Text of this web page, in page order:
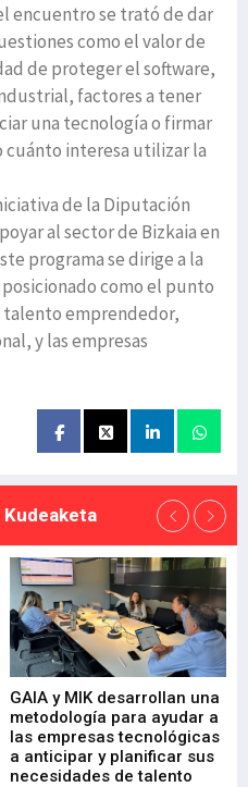
encuentro se trató de dar
como el valor de
de proteger el software,
factores a tener
una tecnología o firmar
cuánto interesa utilizar la
de la Diputación
al sector de Bizkaia en
programa se dirige a la
como el punto
talento emprendedor,
y las empresas
GAIA y MIK desarrollan una
metodología para ayudar a
las empresas tecnológicas
a anticipar y planificar sus
necesidades de talento